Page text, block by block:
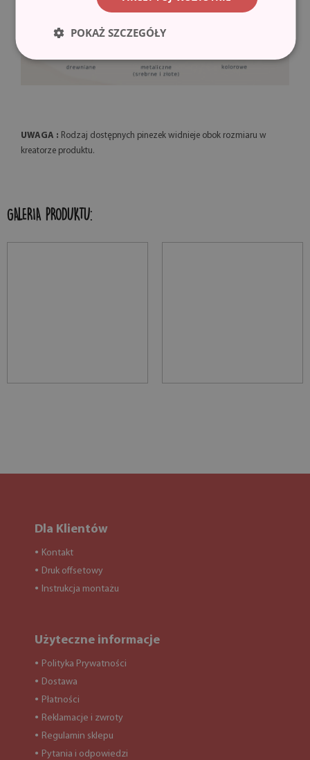
UWAGA : Rodzaj dostępnych pinezek widnieje obok rozmiaru w
kreatorze produktu.
GALERIA PRODUKTU:
Dla Klientów
● Kontakt
● Druk offsetowy
● Instrukcja montażu
Użyteczne informacje
● Polityka Prywatności
● Dostawa
● Płatności
● Reklamacje i zwroty
● Regulamin sklepu
● Pytania i odpowiedzi
POKAŻ SZCZEGÓŁY